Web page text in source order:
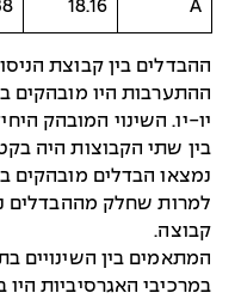
A
18.16
ההבדלים בין קבוצת
ההתערבות היו מובהקים
יו-יו. השינוי המובהק
בין שתי הקבוצות היה
נמצאו הבדלים מובהקים
למרות שחלק מההבדלים
קבוצה.
המתאמים בין השינויים
במרכיבי האגרסיביות היו